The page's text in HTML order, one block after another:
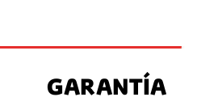
GARANTÍA